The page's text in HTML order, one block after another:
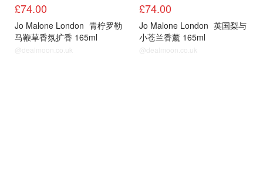
£74.00
Jo Malone London 青柠罗勒
马鞭草香氛扩香 165ml
@dealmoon.co.uk
£74.00
Jo Malone London 英国梨与
小苍兰香薰 165ml
@dealmoon.co.uk